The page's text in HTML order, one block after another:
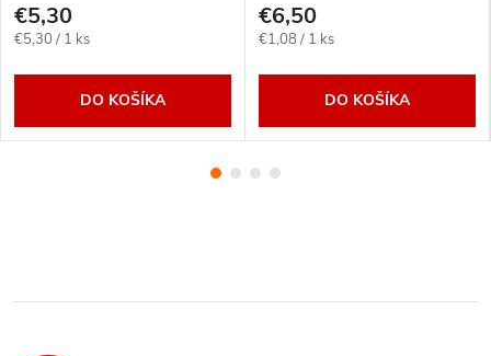
€5,30
Jednotková
€5,30 / 1 ks
DO KOŠÍKA
€6,50
Jednotková
€1,08 / 1 ks
DO KOŠÍKA